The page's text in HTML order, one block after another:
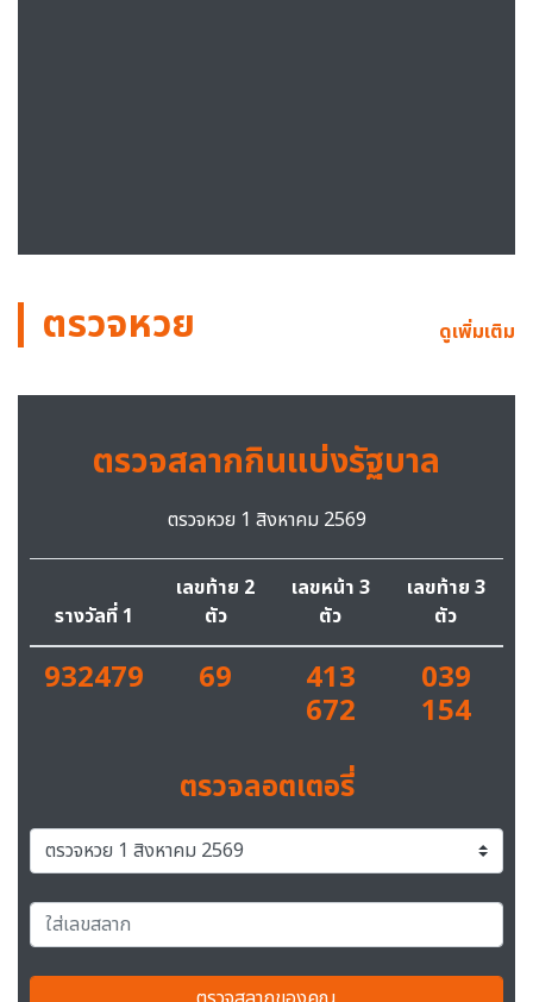
ตรวจหวย ดูเพิ่มเติม
ตรวจสลากกินแบ่งรัฐบาล
ตรวจหวย 1 สิงหาคม 2569
รางวัลที่ 1
เลขท้าย 2
ตัว
เลขหน้า 3
ตัว
เลขท้าย 3
ตัว
932479 69 413
672
039
154
ตรวจลอตเตอรี่